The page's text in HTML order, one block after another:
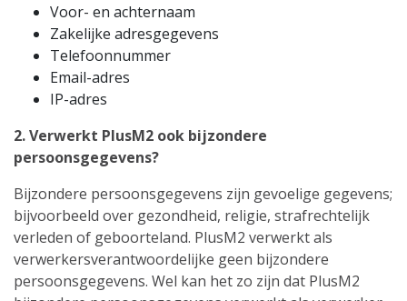
Voor- en achternaam
Zakelijke adresgegevens
Telefoonnummer
Email-adres
IP-adres
2. Verwerkt PlusM2 ook bijzondere
persoonsgegevens?
Bijzondere persoonsgegevens zijn gevoelige gegevens;
bijvoorbeeld over gezondheid, religie, strafrechtelijk
verleden of geboorteland. PlusM2 verwerkt als
verwerkersverantwoordelijke geen bijzondere
persoonsgegevens. Wel kan het zo zijn dat PlusM2